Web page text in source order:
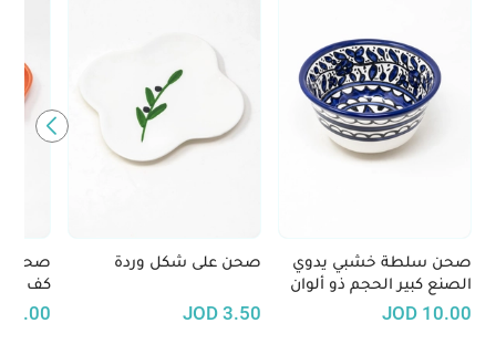
صحن سلطة خشبي يدوي
الصنع كبير الحجم ذو ألوان
متميزة
10.00
JOD
صحن على شكل وردة
3.50
JOD
صحون
كف
15.00